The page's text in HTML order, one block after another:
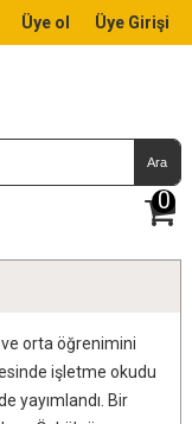
Üye ol Üye Girişi
Ara
0
ve orta öğrenimini
işletme okudu
yayımlandı. Bir